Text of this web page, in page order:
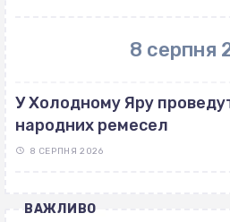
8 серпня
У Холодному Яру
народних ремесел
8 СЕРПНЯ 2026
ВАЖЛИВО